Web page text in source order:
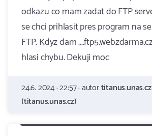
odkazu co mam zadat do FTP
se chci prihlasit pres program na
FTP. Kdyz dam
hlasi chybu. Dekuji moc
24.6. 2024 · 22:57 · autortitanus.unas.cz
(titanus.unas.cz)